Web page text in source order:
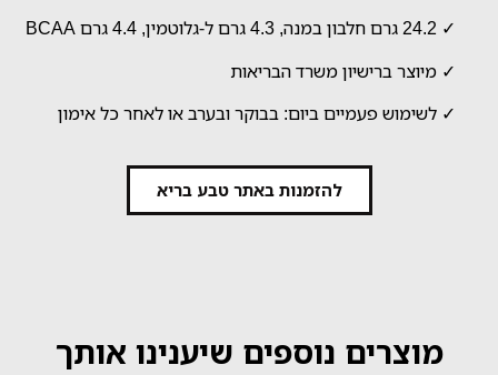
✓ 24.2 גרם חלבון במנה, 4.3 גרם ל-גלוטמין, 4.4 גרם BCAA
✓ מיוצר ברישיון משרד הבריאות
✓ לשימוש פעמיים ביום: בבוקר ובערב או לאחר כל אימון
להזמנות באתר טבע בריא
מוצרים נוספים שיענינו אותך